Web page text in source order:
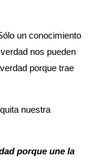
un conocimiento
nos pueden
porque trae
nuestra
porque une la